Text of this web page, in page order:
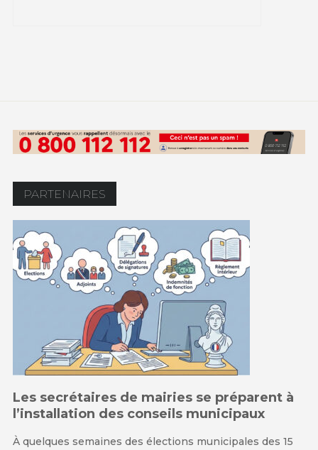
PARTENAIRES
Les secrétaires de mairies se préparent à
l’installation des conseils municipaux
À quelques semaines des élections municipales des 15